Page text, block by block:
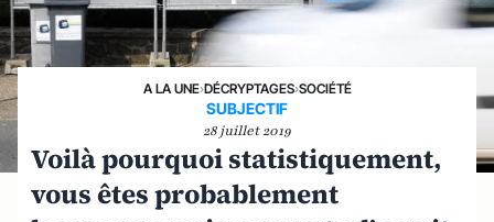
A LA UNE›DÉCRYPTAGES›SOCIÉTÉ
SUBJECTIF
28 juillet 2019
Voilà pourquoi statistiquement,
vous êtes probablement